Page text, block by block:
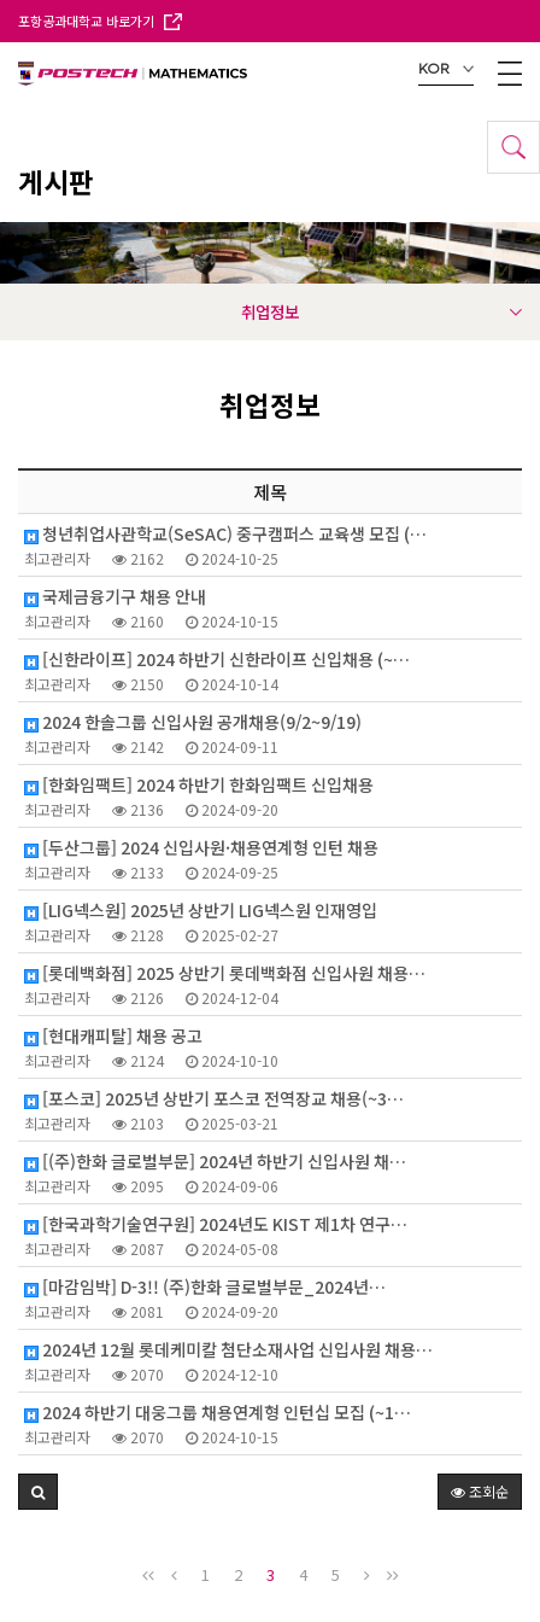
포항공과대학교 바로가기
KOR
게시판
취업정보
취업정보
제목
청년취업사관학교(SeSAC) 중구캠퍼스 교육생 모집 (…
최고관리자 2162 2024-10-25
국제금융기구 채용 안내
최고관리자 2160 2024-10-15
[신한라이프] 2024 하반기 신한라이프 신입채용 (~…
최고관리자 2150 2024-10-14
2024 한솔그룹 신입사원 공개채용(9/2~9/19)
최고관리자 2142 2024-09-11
[한화임팩트] 2024 하반기 한화임팩트 신입채용
최고관리자 2136 2024-09-20
[두산그룹] 2024 신입사원·채용연계형 인턴 채용
최고관리자 2133 2024-09-25
[LIG넥스원] 2025년 상반기 LIG넥스원 인재영입
최고관리자 2128 2025-02-27
[롯데백화점] 2025 상반기 롯데백화점 신입사원 채용…
최고관리자 2126 2024-12-04
[현대캐피탈] 채용 공고
최고관리자 2124 2024-10-10
[포스코] 2025년 상반기 포스코 전역장교 채용(~3…
최고관리자 2103 2025-03-21
[(주)한화 글로벌부문] 2024년 하반기 신입사원 채…
최고관리자 2095 2024-09-06
[한국과학기술연구원] 2024년도 KIST 제1차 연구…
최고관리자 2087 2024-05-08
[마감임박] D-3!! (주)한화 글로벌부문_2024년…
최고관리자 2081 2024-09-20
2024년 12월 롯데케미칼 첨단소재사업 신입사원 채용…
최고관리자 2070 2024-12-10
2024 하반기 대웅그룹 채용연계형 인턴십 모집 (~1…
최고관리자 2070 2024-10-15
조회순
1 2 3 4 5